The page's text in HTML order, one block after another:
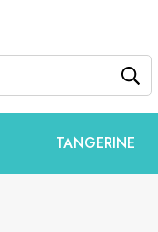
TANGERINE